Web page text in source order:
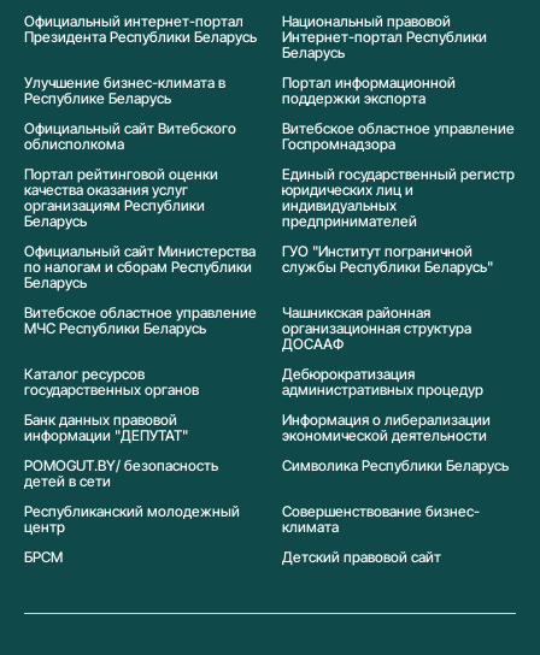
Официальный интернет-портал
Президента Республики Беларусь
Национальный правовой
Интернет-портал Республики
Беларусь
Улучшение бизнес-климата в
Республике Беларусь
Портал информационной
поддержки экспорта
Официальный сайт Витебского
облисполкома
Витебское областное управление
Госпромнадзора
Портал рейтинговой оценки
качества оказания услуг
организациям Республики
Беларусь
Единый государственный регистр
юридических лиц и
индивидуальных
предпринимателей
Официальный сайт Министерства
по налогам и сборам Республики
Беларусь
ГУО "Институт пограничной
службы Республики Беларусь"
Витебское областное управление
МЧС Республики Беларусь
Чашникская районная
организационная структура
ДОСААФ
Каталог ресурсов
государственных органов
Дебюрократизация
административных процедур
Банк данных правовой
информации "ДЕПУТАТ"
Информация о либерализации
экономической деятельности
POMOGUT.BY/ безопасность
детей в сети
Символика Реcпублики Беларусь
Республиканский молодежный
центр
Совершенствование бизнес-
климата
БРСМ
Детский правовой сайт